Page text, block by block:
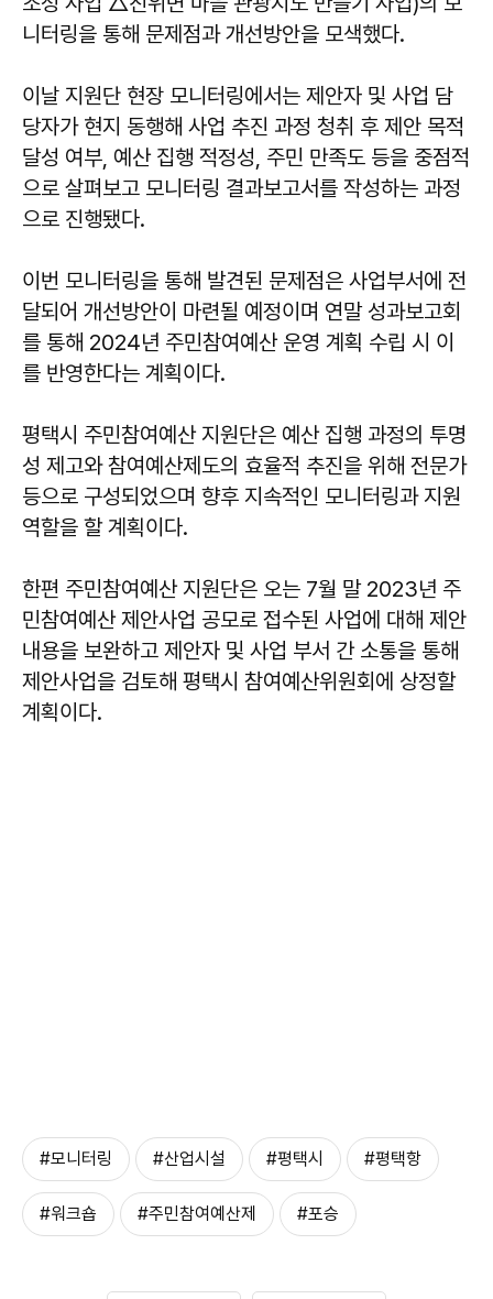
니터링을 통해 문제점과 개선방안을 모색했다.
이날 지원단 현장 모니터링에서는 제안자 및 사업 담
당자가 현지 동행해 사업 추진 과정 청취 후 제안 목적
달성 여부, 예산 집행 적정성, 주민 만족도 등을 중점적
으로 살펴보고 모니터링 결과보고서를 작성하는 과정
으로 진행됐다.
이번 모니터링을 통해 발견된 문제점은 사업부서에 전
달되어 개선방안이 마련될 예정이며 연말 성과보고회
를 통해 2024년 주민참여예산 운영 계획 수립 시 이
를 반영한다는 계획이다.
평택시 주민참여예산 지원단은 예산 집행 과정의 투명
성 제고와 참여예산제도의 효율적 추진을 위해 전문가
등으로 구성되었으며 향후 지속적인 모니터링과 지원
역할을 할 계획이다.
한편 주민참여예산 지원단은 오는 7월 말 2023년 주
민참여예산 제안사업 공모로 접수된 사업에 대해 제안
내용을 보완하고 제안자 및 사업 부서 간 소통을 통해
제안사업을 검토해 평택시 참여예산위원회에 상정할
계획이다.
#모니터링 #산업시설 #평택시 #평택항
#워크숍 #주민참여예산제 #포승